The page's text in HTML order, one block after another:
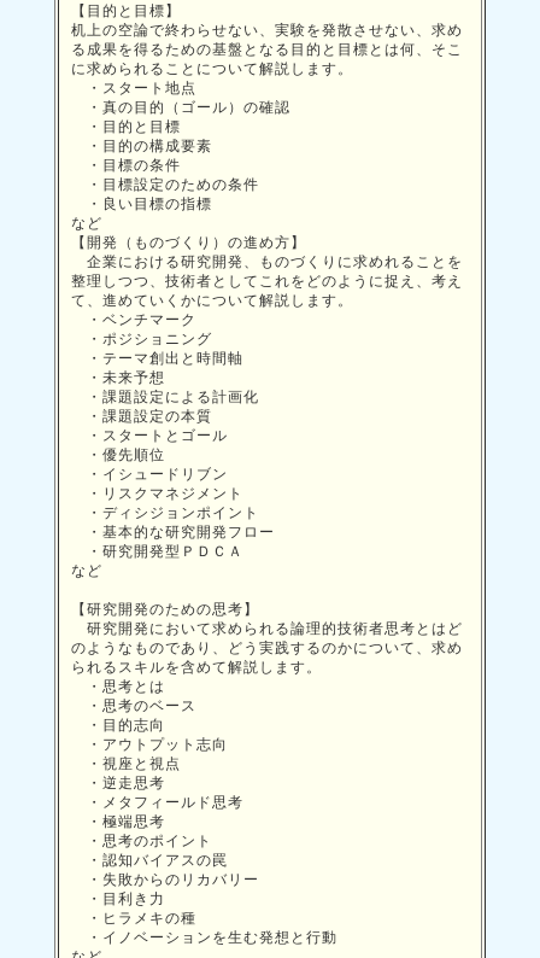
【目的と目標】
机上の空論で終わらせない、実験を発散させない、求め
る成果を得るための基盤となる目的と目標とは何、そこ
に求められることについて解説します。
・スタート地点
・真の目的（ゴール）の確認
・目的と目標
・目的の構成要素
・目標の条件
・目標設定のための条件
・良い目標の指標
など
【開発（ものづくり）の進め方】
企業における研究開発、ものづくりに求めれることを
整理しつつ、技術者としてこれをどのように捉え、考え
て、進めていくかについて解説します。
・ベンチマーク
・ポジショニング
・テーマ創出と時間軸
・未来予想
・課題設定による計画化
・課題設定の本質
・スタートとゴール
・優先順位
・イシュードリブン
・リスクマネジメント
・ディシジョンポイント
・基本的な研究開発フロー
・研究開発型ＰＤＣＡ
など
【研究開発のための思考】
研究開発において求められる論理的技術者思考とはど
のようなものであり、どう実践するのかについて、求め
られるスキルを含めて解説します。
・思考とは
・思考のベース
・目的志向
・アウトプット志向
・視座と視点
・逆走思考
・メタフィールド思考
・極端思考
・思考のポイント
・認知バイアスの罠
・失敗からのリカバリー
・目利き力
・ヒラメキの種
・イノベーションを生む発想と行動